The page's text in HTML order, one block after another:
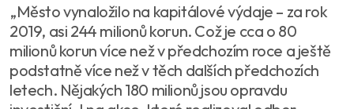
„Město vynaložilo na kapitálové výdaje – za rok
2019, asi 244 milionů korun. Což je cca o 80
milionů korun více než v předchozím roce a ještě
podstatně více než v těch dalších předchozích
letech. Nějakých 180 milionů jsou opravdu